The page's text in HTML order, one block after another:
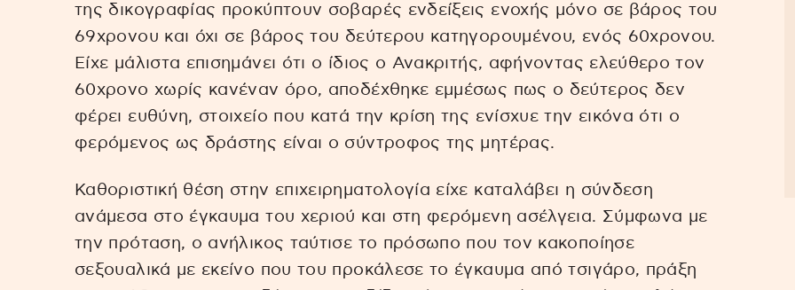
της δικογραφίας προκύπτουν σοβαρές ενδείξεις ενοχής μόνο σε βάρος του
69χρονου και όχι σε βάρος του δεύτερου κατηγορουμένου, ενός 60χρονου.
Είχε μάλιστα επισημάνει ότι ο ίδιος ο Ανακριτής, αφήνοντας ελεύθερο τον
60χρονο χωρίς κανέναν όρο, αποδέχθηκε εμμέσως πως ο δεύτερος δεν
φέρει ευθύνη, στοιχείο που κατά την κρίση της ενίσχυε την εικόνα ότι ο
φερόμενος ως δράστης είναι ο σύντροφος της μητέρας.
Καθοριστική θέση στην επιχειρηματολογία είχε καταλάβει η σύνδεση
ανάμεσα στο έγκαυμα του χεριού και στη φερόμενη ασέλγεια. Σύμφωνα με
την πρόταση, ο ανήλικος ταύτισε το πρόσωπο που τον κακοποίησε
σεξουαλικά με εκείνο που του προκάλεσε το έγκαυμα από τσιγάρο, πράξη